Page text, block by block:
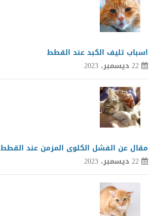
اسباب تليف الكبد عند القطط
22 ديسمبر، 2023
مقال عن الفشل الكلوى المزمن عند القطط
22 ديسمبر، 2023